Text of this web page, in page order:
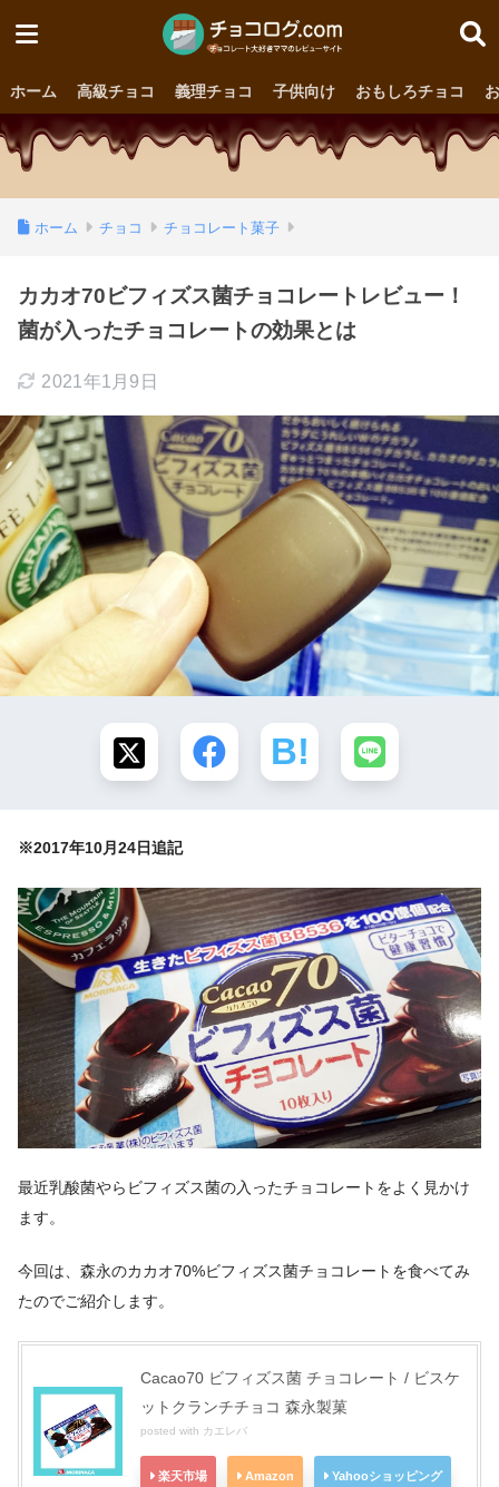
ホーム 高級チョコ 義理チョコ 子供向け おもしろチョコ
ホーム チョコ チョコレート菓子
カカオ70ビフィズス菌チョコレートレビュー！
菌が入ったチョコレートの効果とは
2021年1月9日
※2017年10月24日追記
最近乳酸菌やらビフィズス菌の入ったチョコレートをよく見かけ
ます。
今回は、森永のカカオ70%ビフィズス菌チョコレートを食べてみ
たのでご紹介します。
Cacao70 ビフィズス菌 チョコレート / ビスケ
ットクランチチョコ 森永製菓
posted with カエレバ
楽天市場 Amazon Yahooショッピング